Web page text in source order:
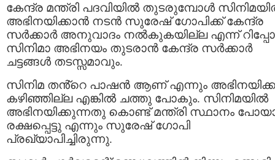
കേന്ദ്ര മന്ത്രി പദവിയിൽ തുടരുമ്പോൾ
അഭിനയിക്കാൻ നടന്‍ സുരേഷ് ഗോപിക്ക് കേന്ദ്ര
സര്‍ക്കാര്‍ അനുവാദം നൽകുകയില്ല എന്ന്
സിനിമാ അഭിനയം തുടരാൻ കേന്ദ്ര സര്‍ക്കാര്‍
ചട്ടങ്ങള്‍ തടസ്സമാവും.
സിനിമ തൻ്റെ പാഷൻ ആണ് എന്നും
കഴിഞ്ഞില്ല എങ്കിൽ ചത്തു പോകും. സിനിമയിൽ
അഭിനയിക്കുന്നതു കൊണ്ട് മന്ത്രി സ്ഥാനം
രക്ഷപ്പെട്ടു എന്നും സുരേഷ് ഗോപി
പ്രഖ്യാപിച്ചിരുന്നു.